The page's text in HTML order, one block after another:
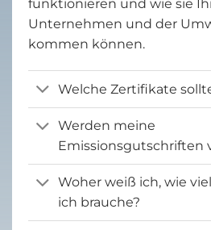
funktionieren und wie sie
Unternehmen und der
kommen können.
Welche Zertifikate
Werden meine
Emissionsgutschriften
Woher weiß ich, wie
ich brauche?